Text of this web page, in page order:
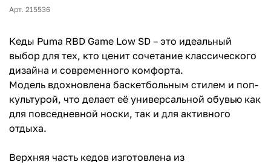
Арт. 215536
Кеды Puma RBD Game Low SD – это идеальный
выбор для тех, кто ценит сочетание классического
дизайна и современного комфорта.
Модель вдохновлена баскетбольным стилем и поп-
культурой, что делает её универсальной обувью как
для повседневной носки, так и для активного
отдыха.
Верхняя часть кедов изготовлена из